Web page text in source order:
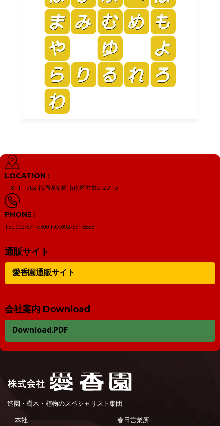
LOCATION :
〒811-1302福岡県福岡市南区井尻5-20-15
PHONE :
TEL:092-571-5500 FAX:092-571-5538
通販サイト
愛香園通販サイト
会社案内 Download
Download.PDF
造園・樹木・植物のスペシャリスト集団
本社
春日営業所